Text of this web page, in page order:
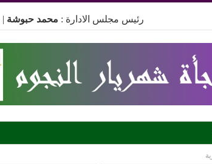
رئيس مجلس الادارة : محمد حبوشة |